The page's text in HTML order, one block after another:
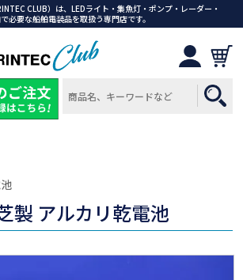
CLUB）は、LEDライト・集魚灯・ポンプ・レーダー・
必要な船舶電装品を取扱う専門店です。
製 アルカリ乾電池